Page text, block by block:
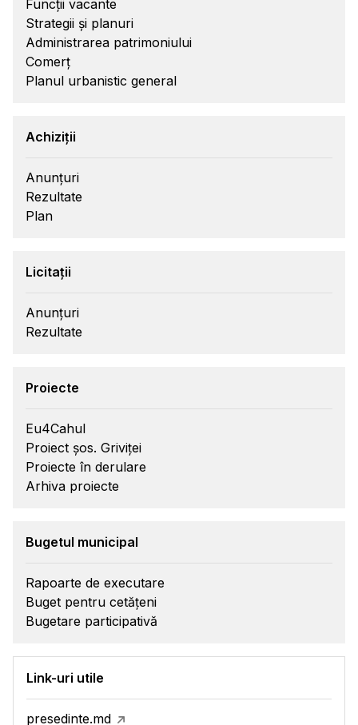
Funcții vacante
Strategii și planuri
Administrarea patrimoniului
Comerț
Planul urbanistic general
Achiziții
Anunțuri
Rezultate
Plan
Licitații
Anunțuri
Rezultate
Proiecte
Eu4Cahul
Proiect șos. Griviței
Proiecte în derulare
Arhiva proiecte
Bugetul municipal
Rapoarte de executare
Buget pentru cetățeni
Bugetare participativă
Link-uri utile
presedinte.md